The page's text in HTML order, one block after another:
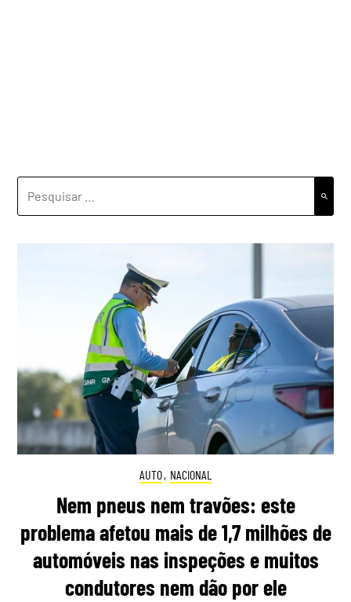
AUTO, NACIONAL
Nem pneus nem travões: este
problema afetou mais de 1,7 milhões de
automóveis nas inspeções e muitos
condutores nem dão por ele